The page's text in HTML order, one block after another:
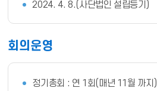
2024. 4. 8.(사단법인 설립등기)
회의운영
정기총회 : 연 1회(매년 11월 까지)